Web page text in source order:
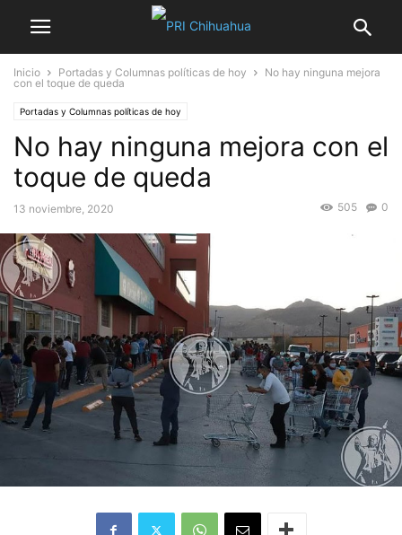
Inicio Portadas y Columnas políticas de hoy
No hay ninguna mejora
con el toque de queda
Portadas y Columnas políticas de hoy
No hay ninguna mejora con el
toque de queda
13 noviembre, 2020 0
505